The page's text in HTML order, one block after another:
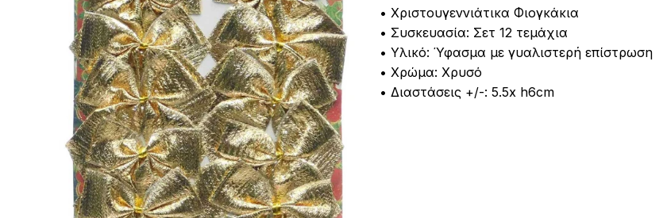
• Χριστουγεννιάτικα Φιογκάκια
• Συσκευασία: Σετ 12 τεμάχια
• Υλικό: Ύφασμα με γυαλιστερή επίστρωση
• Χρώμα: Χρυσό
• Διαστάσεις +/-: 5.5x h6cm